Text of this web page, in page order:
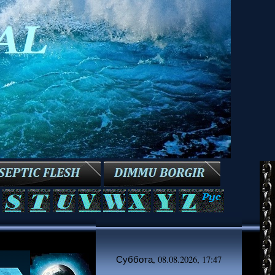
Суббота, 08.08.2026, 17:47